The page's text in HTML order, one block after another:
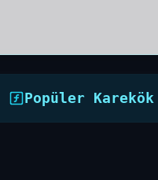
Popüler